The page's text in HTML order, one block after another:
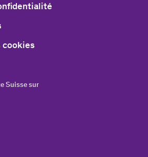
cookies
Suisse sur